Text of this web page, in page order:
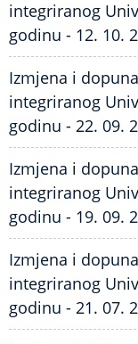
integriranog
godinu - 12. 10.
Izmjena i
integriranog
godinu - 22. 09.
Izmjena i
integriranog
godinu - 19. 09.
Izmjena i
integriranog
godinu - 21. 07.